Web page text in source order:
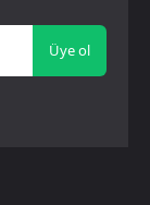
Üye ol